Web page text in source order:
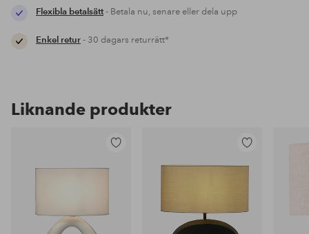
Flexibla betalsätt- Betala nu, senare eller dela upp
Enkel retur- 30 dagars returrätt*
Liknande produkter
till
till